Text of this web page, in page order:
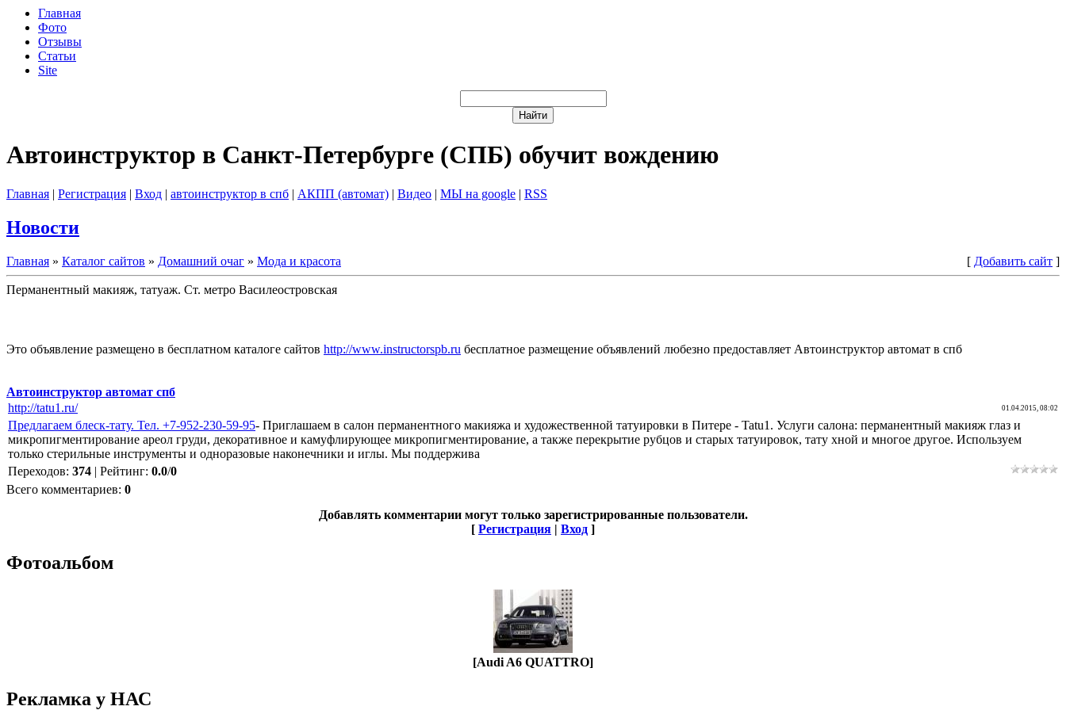
Главная
Фото
Отзывы
Статьи
Site
Автоинструктор в Санкт-Петербурге (СПБ) обучит вождению
Главная | Регистрация | Вход | автоинструктор в спб | АКПП (автомат) | Видео | МЫ на google | RSS
Новости
Главная » Каталог сайтов » Домашний очаг » Мода и красота [ Добавить сайт ]
Перманентный макияж, татуаж. Ст. метро Василеостровская
Это объявление размещено в бесплатном каталоге сайтов http://www.instructorspb.ru бесплатное размещение объявлений любезно предоставляет Автоинструктор автомат в спб
Автоинструктор автомат спб
http://tatu1.ru/
01.04.2015, 08:02
Предлагаем блеск-тату. Тел. +7-952-230-59-95- Приглашаем в салон перманентного макияжа и художественной татуировки в Питере - Tatu1. Услуги салона: перманентный макияж глаз и
микропигментирование ареол груди, декоративное и камуфлирующее микропигментирование, а также перекрытие рубцов и старых татуировок, тату хной и многое другое. Используем
только стерильные инструменты и одноразовые наконечники и иглы. Мы поддержива
Переходов: 374 | Рейтинг: 0.0/0
Всего комментариев: 0
Добавлять комментарии могут только зарегистрированные пользователи.
[ Регистрация | Вход ]
Фотоальбом
[Audi A6 QUATTRO]
Рекламка у НАС